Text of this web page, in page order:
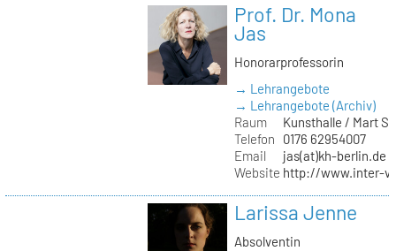
Prof. Dr. Mona
Jas
Honorarprofessorin
→ Lehrangebote
→ Lehrangebote (Archiv)
Raum
Kunsthalle / Mart
Telefon
0176 62954007
Email
jas(at)kh-berlin.de
Website http://www.inter-
Larissa Jenne
Absolventin